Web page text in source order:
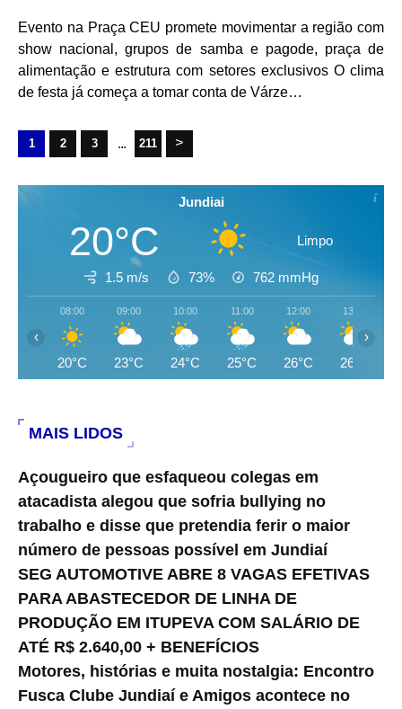
Evento na Praça CEU promete movimentar a região com
show nacional, grupos de samba e pagode, praça de
alimentação e estrutura com setores exclusivos O clima
de festa já começa a tomar conta de Várze…
1 2 3 ... 211
Jundiai
20°C Limpo
1.5 m/s 73% 762 mmHg
08:00
20°C
09:00
23°C
10:00
24°C
11:00
25°C
12:00
26°C
13:00
26°C
‹ ›
MAIS LIDOS
Açougueiro que esfaqueou colegas em
atacadista alegou que sofria bullying no
trabalho e disse que pretendia ferir o maior
número de pessoas possível em Jundiaí
SEG AUTOMOTIVE ABRE 8 VAGAS EFETIVAS
PARA ABASTECEDOR DE LINHA DE
PRODUÇÃO EM ITUPEVA COM SALÁRIO DE
ATÉ R$ 2.640,00 + BENEFÍCIOS
Motores, histórias e muita nostalgia: Encontro
Fusca Clube Jundiaí e Amigos acontece no